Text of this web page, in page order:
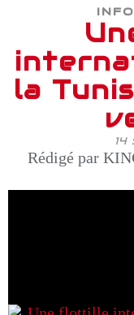
INFO
la
14
Rédigé par